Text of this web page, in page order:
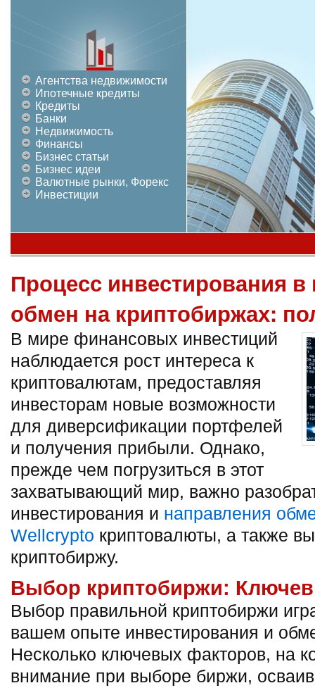
Агентства недвижимости
Ипотечные кредиты
Кредиты
Банки
Недвижимость
Финансы
Бизнес статьи
Бизнес идеи
Валютные рынки, Форекс
Инвестиции
Процесс инвестирования
обмен на криптобиржах:
В мире финансовых инвестиций
наблюдается рост интереса к
криптовалютам, предоставляя
инвесторам новые возможности
для диверсификации портфелей
и получения прибыли. Однако,
прежде чем погрузиться в этот
захватывающий мир, важно
инвестирования и направления
Wellcrypto криптовалюты, а также
криптобиржу.
Выбор криптобиржи:
Выбор правильной криптобиржи
вашем опыте инвестирования и
Несколько ключевых факторов, на
внимание при выборе биржи,